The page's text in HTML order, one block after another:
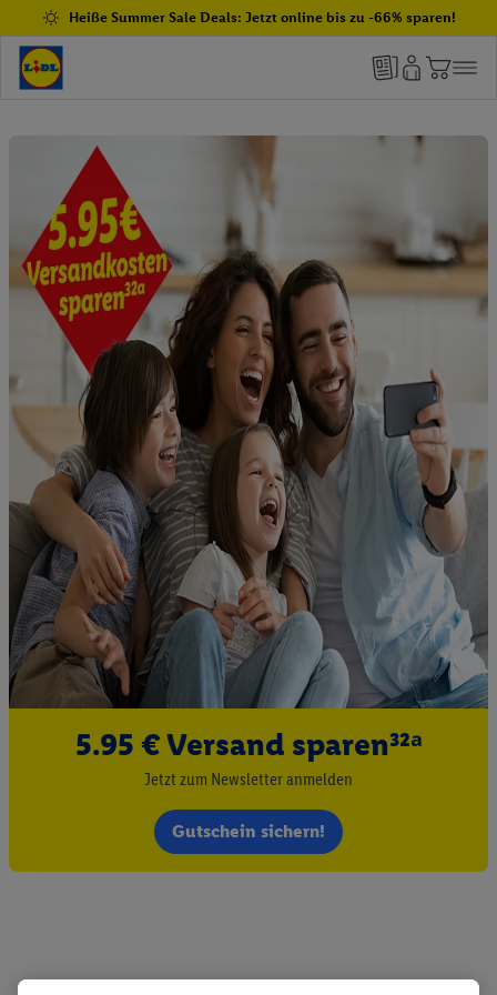
Heiße Summer Sale Deals: Jetzt online bis zu -66% sparen!
5.95 € Versand sparen³²ᵃ
Jetzt zum Newsletter anmelden
Gutschein sichern!